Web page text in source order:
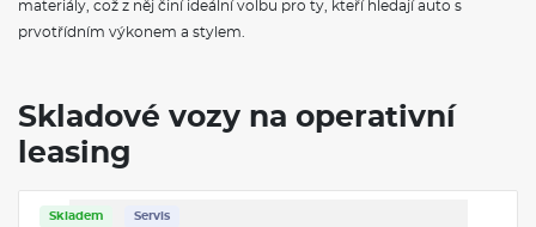
a sklopná, automaticky oboustranně stmívací, vnitřní zpětné
zrcátko, automaticky stmívací a promítací světlo ve vnějších
boční a zadní, Upozornění na zadní sedadla, Side assist a
výstraha při vystupování, zadní asistent pro příčný provoz a
asistent pro odbočování zezadu, Upozornění na opuštění
a interakčním airbagem, přední
materiály, což z něj činí ideální volbu pro ty, kteří hledají auto s
prvotřídním výkonem a stylem.
Skladové vozy na operativní
leasing
Skladem Servis